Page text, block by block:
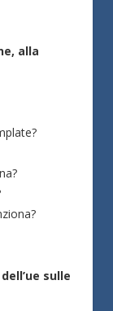
alla
sulle